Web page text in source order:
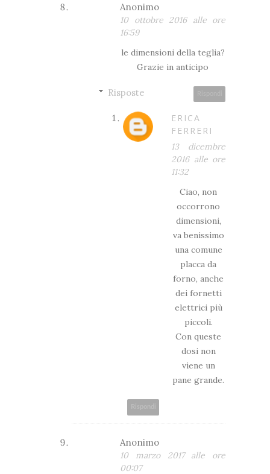
Anonimo
10 ottobre 2016 alle ore
16:59
le dimensioni della teglia?
Grazie in anticipo
Risposte
ERICA
FERRERI
13 dicembre
2016 alle ore
11:32
Ciao, non
occorrono
dimensioni,
va benissimo
una comune
placca da
forno, anche
dei fornetti
elettrici più
piccoli.
Con queste
dosi non
viene un
pane grande.
Anonimo
10 marzo 2017 alle ore
00:07